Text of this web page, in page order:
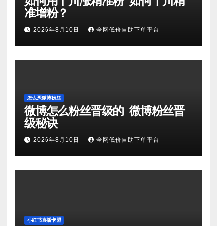
准增粉？
2026年8月10日 全网低价自助下单平台
怎么买微博粉丝
微博怎么粉丝晋级的_微博粉丝晋
级秘诀
2026年8月10日 全网低价自助下单平台
小红书直播卡盟